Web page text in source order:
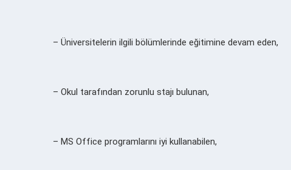
– Üniversitelerin ilgili bölümlerinde eğitimine devam eden,
– Okul tarafından zorunlu stajı bulunan,
– MS Office programlarını iyi kullanabilen,